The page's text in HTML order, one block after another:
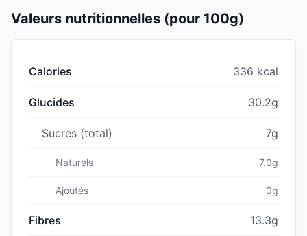
Valeurs nutritionnelles (pour 100g)
Calories 336 kcal
Glucides 30.2g
Sucres (total) 7g
Naturels 7.0g
Ajoutés 0g
Fibres 13.3g